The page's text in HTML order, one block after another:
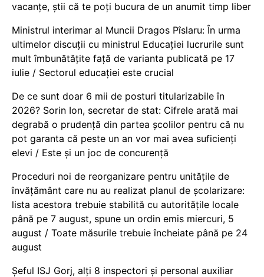
vacanţe, știi că te poți bucura de un anumit timp liber
Ministrul interimar al Muncii Dragos Pîslaru: În urma
ultimelor discuții cu ministrul Educației lucrurile sunt
mult îmbunătățite față de varianta publicată pe 17
iulie / Sectorul educației este crucial
De ce sunt doar 6 mii de posturi titularizabile în
2026? Sorin Ion, secretar de stat: Cifrele arată mai
degrabă o prudență din partea școlilor pentru că nu
pot garanta că peste un an vor mai avea suficienți
elevi / Este și un joc de concurență
Proceduri noi de reorganizare pentru unitățile de
învățământ care nu au realizat planul de școlarizare:
lista acestora trebuie stabilită cu autoritățile locale
până pe 7 august, spune un ordin emis miercuri, 5
august / Toate măsurile trebuie încheiate până pe 24
august
Șeful ISJ Gorj, alți 8 inspectori și personal auxiliar